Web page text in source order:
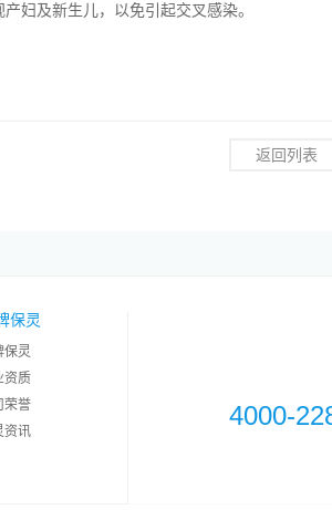
妇及新生儿，以免引起交叉感染。
返回列表
保灵
保灵
资质
荣誉
资讯
4000-